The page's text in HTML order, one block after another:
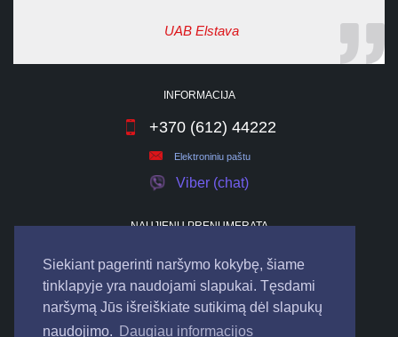
Siekiant pagerinti naršymo kokybę, šiame
tinklapyje yra naudojami slapukai. Tęsdami
naršymą Jūs išreiškiate sutikimą dėl slapukų
naudojimo. Daugiau informacijos
UAB Elstava
INFORMACIJA
+370 (612) 44222
Elektroniniu paštu
Viber (chat)
NAUJIENŲ PRENUMERATA